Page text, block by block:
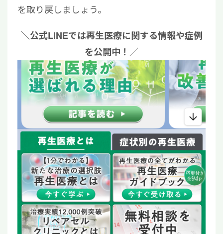
を取り戻しましょう。
＼公式LINEでは再生医療に関する情報や症例
を公開中！／